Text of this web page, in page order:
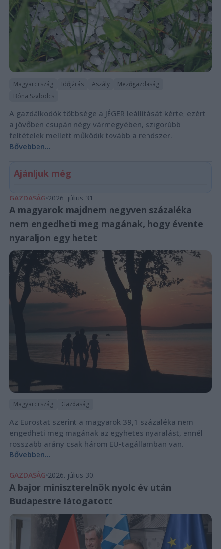
Magyarország Időjárás Aszály
Mezőgazdaság
Bóna Szabolcs
A gazdálkodók többsége a JÉGER leállítását kérte, ezért
a jövőben csupán négy vármegyében, szigorúbb
feltételek mellett működik tovább a rendszer.
Bővebben...
Ajánljuk még
GAZDASÁG 2026. július 31.
A magyarok majdnem negyven százaléka
nem engedheti meg magának, hogy évente
nyaraljon egy hetet
Magyarország Gazdaság
Az Eurostat szerint a magyarok 39,1 százaléka nem
engedheti meg magának az egyhetes nyaralást, ennél
rosszabb arány csak három EU-tagállamban van.
Bővebben...
GAZDASÁG 2026. július 30.
A bajor miniszterelnök nyolc év után
Budapestre látogatott